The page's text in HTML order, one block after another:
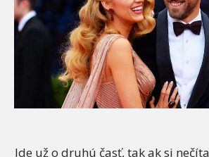
Ide už o druhú časť, tak ak si